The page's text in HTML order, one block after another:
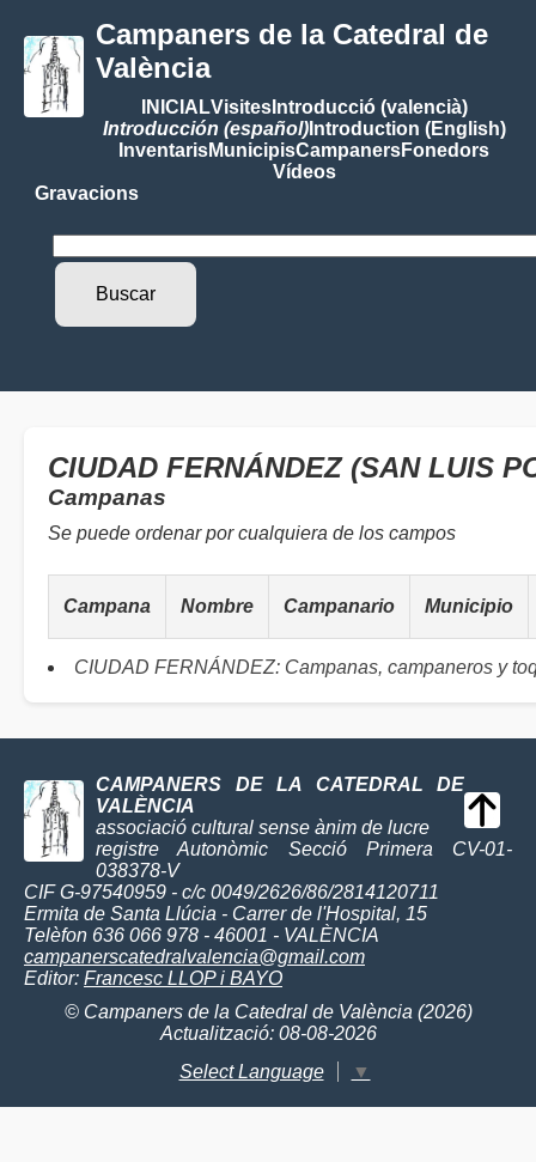
Campaners de la Catedral de
València
INICIALVisitesIntroducció (valencià)
Introducción (español)Introduction (English)
InventarisMunicipisCampanersFonedors
Vídeos
Gravacions
CIUDAD FERNÁNDEZ (SAN LUIS
Campanas
Se puede ordenar por cualquiera de los campos
Campana Nombre Campanario Municipio
CIUDAD FERNÁNDEZ: Campanas, campaneros y
CAMPANERS DE LA CATEDRAL DE
VALÈNCIA
associació cultural sense ànim de lucre
registre Autonòmic Secció Primera CV-01-
038378-V
CIF G-97540959 - c/c 0049/2626/86/2814120711
Ermita de Santa Llúcia - Carrer de l'Hospital, 15
Telèfon 636 066 978 - 46001 - VALÈNCIA
campanerscatedralvalencia@gmail.com
Editor: Francesc LLOP i BAYO
© Campaners de la Catedral de València (2026)
Actualització: 08-08-2026
Select Language
▼